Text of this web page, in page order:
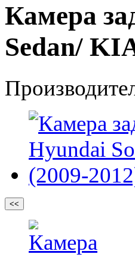
Камера
Sedan/
<<